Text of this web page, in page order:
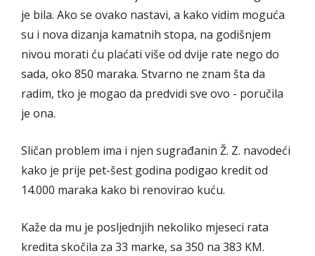
je bila. Ako se ovako nastavi, a kako vidim moguća
su i nova dizanja kamatnih stopa, na godišnjem
nivou morati ću plaćati više od dvije rate nego do
sada, oko 850 maraka. Stvarno ne znam šta da
radim, tko je mogao da predvidi sve ovo - poručila
je ona.
Sličan problem ima i njen sugrađanin Ž. Z. navodeći
kako je prije pet-šest godina podigao kredit od
14.000 maraka kako bi renovirao kuću.
Kaže da mu je posljednjih nekoliko mjeseci rata
kredita skočila za 33 marke, sa 350 na 383 KM.